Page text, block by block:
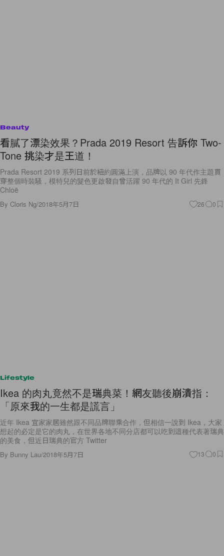
Beauty
看膩了漂染效果？Prada 2019 Resort 告訴你 Two-
Tone 挑染才是王道！
Prada Resort 2019 系列日前於紐約圓滿上演，品牌以 90 年代作主題貫
穿整個時裝騷，模特兒的髮色更啟發自曾活躍 90 年代的 It Girl 先鋒
Chloë
By Cloris Ng/2018年5月7日 26 0
Lifestyle
Ikea 的肉丸竟然不是瑞典菜！網友聽後崩潰指：
「原來我的一生都是謊言」
近年 Ikea 宜家家居雖然跟不同品牌聯乘合作，但相信一說到 Ikea，大家
想起的必定是它的肉丸，在世界各地不同分店都可以吃到這種代表著瑞典
的美食，但近日瑞典的官方 Twitter
By Bunny Lau/2018年5月7日 13 0